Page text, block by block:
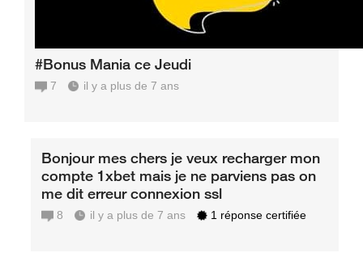
#Bonus Mania ce Jeudi
7 il y a plus de 7 ans
Bonjour mes chers je veux recharger mon
compte 1xbet mais je ne parviens pas on
me dit erreur connexion ssl
8 il y a plus de 7 ans 1 réponse certifiée